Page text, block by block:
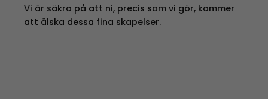
Vi är säkra på att ni, precis som vi gör, kommer
att älska dessa fina skapelser.